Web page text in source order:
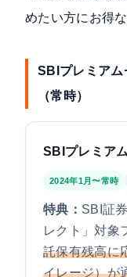
めたい方にお得
SBIプレミアム
（常時）
SBIプレミア
2024年1月〜常時
特典： SBI証
レクト」対象
託保有残高に
イレージ）が